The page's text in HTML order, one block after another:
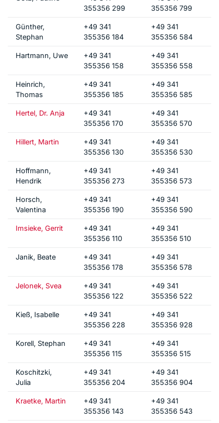
355356 299
355356 799
Günther,
Stephan
+49 341
355356 184
+49 341
355356 584
Hartmann, Uwe
+49 341
355356 158
+49 341
355356 558
Heinrich,
Thomas
+49 341
355356 185
+49 341
355356 585
Hertel, Dr. Anja
+49 341
355356 170
+49 341
355356 570
Hillert, Martin
+49 341
355356 130
+49 341
355356 530
Hoffmann,
Hendrik
+49 341
355356 273
+49 341
355356 573
Horsch,
Valentina
+49 341
355356 190
+49 341
355356 590
Imsieke, Gerrit
+49 341
355356 110
+49 341
355356 510
Janik, Beate
+49 341
355356 178
+49 341
355356 578
Jelonek, Svea
+49 341
355356 122
+49 341
355356 522
Kieß, Isabelle
+49 341
355356 228
+49 341
355356 928
Korell, Stephan
+49 341
355356 115
+49 341
355356 515
Koschitzki,
Julia
+49 341
355356 204
+49 341
355356 904
Kraetke, Martin
+49 341
355356 143
+49 341
355356 543